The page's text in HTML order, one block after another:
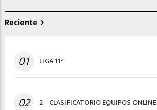
Reciente
01 LIGA 11ª
02 2º CLASIFICATORIO EQUIPOS ONLINE